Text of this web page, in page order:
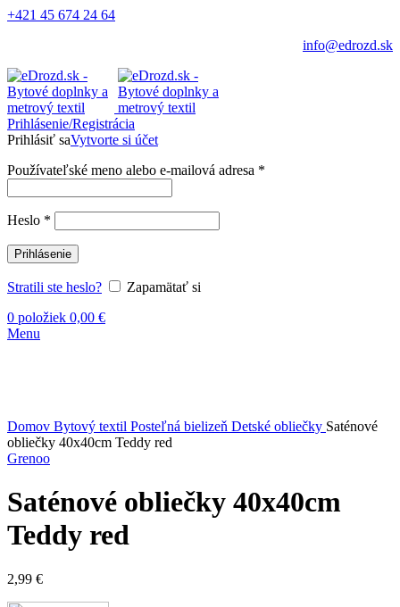
+421 45 674 24 64
info@edrozd.sk
Prihlásenie/Registrácia
Prihlásiť saVytvorte si účet
Používateľské meno alebo e-mailová adresa *
Heslo *
Prihlásenie
Stratili ste heslo?
Zapamätať si
0 položiek 0,00 €
Menu
Domov Bytový textil Posteľná bielizeň Detské obliečky Saténové
obliečky 40x40cm Teddy red
Grenoo
Saténové obliečky 40x40cm
Teddy red
2,99 €